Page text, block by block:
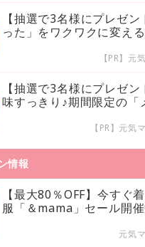
【抽選で3名様にプレゼ
った」をワクワクに変え
【PR】元
【抽選で3名様にプレゼ
味すっきり♪期間限定の「
【PR】元気
情報
【最大80％OFF】今すぐ
服「＆mama」セール開催
元気